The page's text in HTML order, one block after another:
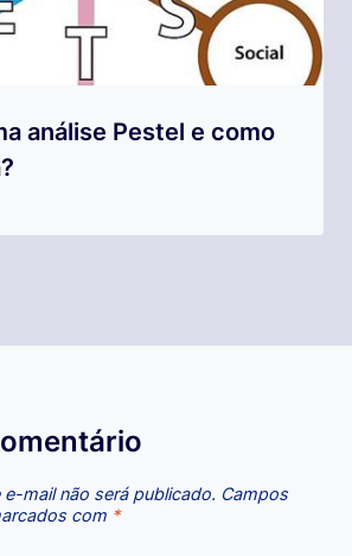
análise Pestel e como
e-mail não será publicado. Campos
com *